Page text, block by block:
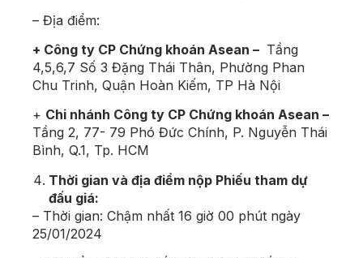
– Địa điểm:
+ Công ty CP Chứng khoán Asean – Tầng
4,5,6,7 Số 3 Đặng Thái Thân, Phường Phan
Chu Trinh, Quận Hoàn Kiếm, TP Hà Nội
+ Chi nhánh Công ty CP Chứng khoán Asean –
Tầng 2, 77- 79 Phó Đức Chính, P. Nguyễn Thái
Bình, Q.1, Tp. HCM
Thời gian và địa điểm nộp Phiếu tham dự
đấu giá:
– Thời gian: Chậm nhất 16 giờ 00 phút ngày
25/01/2024